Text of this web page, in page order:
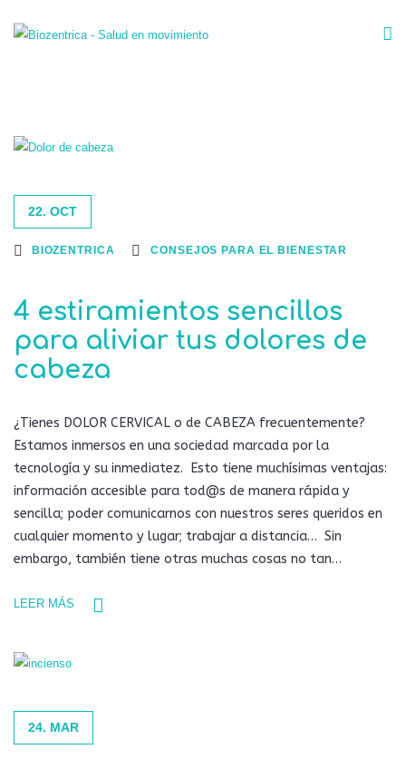
22. OCT
BIOZENTRICA CONSEJOS PARA EL BIENESTAR
4 estiramientos sencillos
para aliviar tus dolores de
cabeza
¿Tienes DOLOR CERVICAL o de CABEZA frecuentemente?
Estamos inmersos en una sociedad marcada por la
tecnología y su inmediatez. Esto tiene muchísimas ventajas:
información accesible para tod@s de manera rápida y
sencilla; poder comunicarnos con nuestros seres queridos en
cualquier momento y lugar; trabajar a distancia… Sin
embargo, también tiene otras muchas cosas no tan…
LEER MÁS
24. MAR